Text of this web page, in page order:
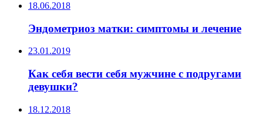
18.06.2018
Эндометриоз матки: симптомы и лечение
23.01.2019
Как себя вести себя мужчине с подругами
девушки?
18.12.2018